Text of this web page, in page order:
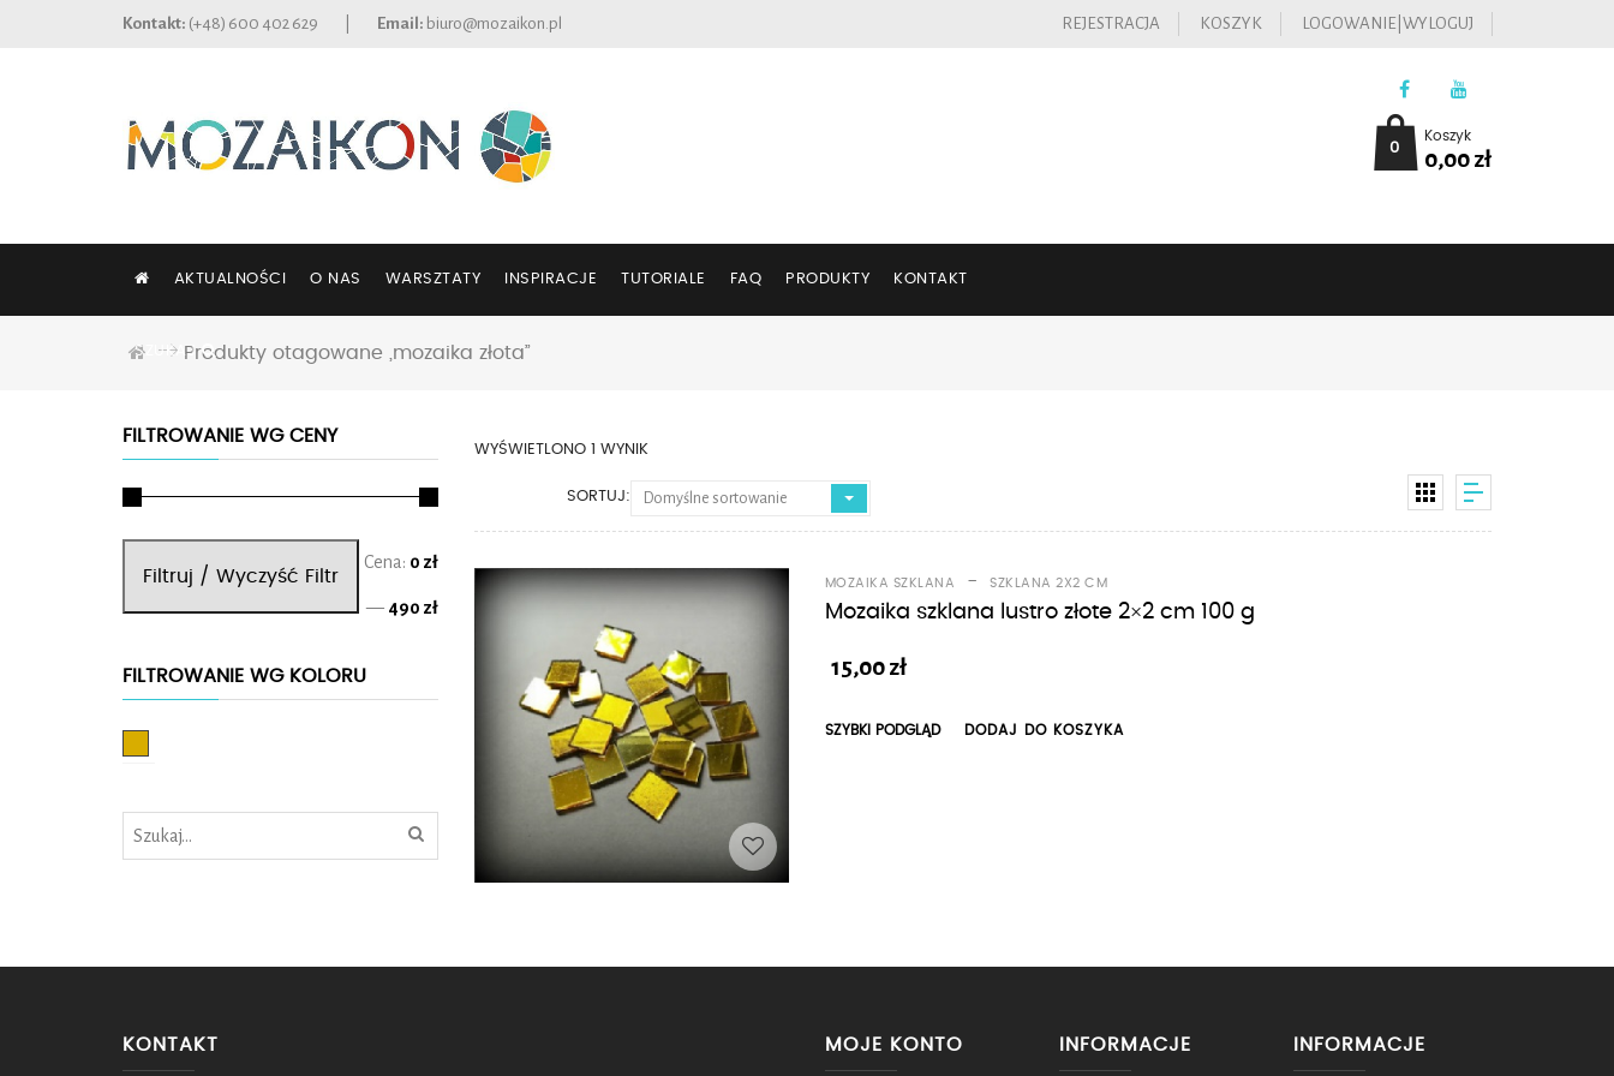
Kontakt: (+48) 600 402 629 Email: biuro@mozaikon.pl REJESTRACJA KOSZYK LOGOWANIE|WYLOGUJ
Koszyk
0,00zł
0
AKTUALNOŚCI O NAS WARSZTATY INSPIRACJE TUTORIALE FAQ PRODUKTY KONTAKT
SZUKAJProdukty otagowane „mozaika złota”
FILTROWANIE WG CENY
Cena
Cena
Filtruj / Wyczyść Filtr
Cena: 0 zł
— 490 zł
FILTROWANIE WG KOLORU
WYŚWIETLONO 1 WYNIK
SORTUJ: Domyślne sortowanie
MOZAIKA SZKLANA - SZKLANA 2X2 CM
Mozaika szklana lustro złote 2×2 cm 100 g
15,00zł
SZYBKI PODGLĄD DODAJ DO KOSZYKA
KONTAKT MOJE KONTO INFORMACJE INFORMACJE